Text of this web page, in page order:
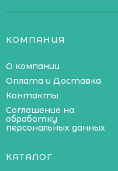
КОМПАНИЯ
О компании
Оплата и Доставка
Контакты
Соглашение на
обработку
персональных данных
КАТАЛОГ